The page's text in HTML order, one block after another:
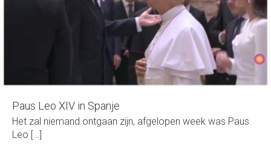
Paus Leo XIV in Spanje
Het zal niemand ontgaan zijn, afgelopen week was Paus
Leo […]